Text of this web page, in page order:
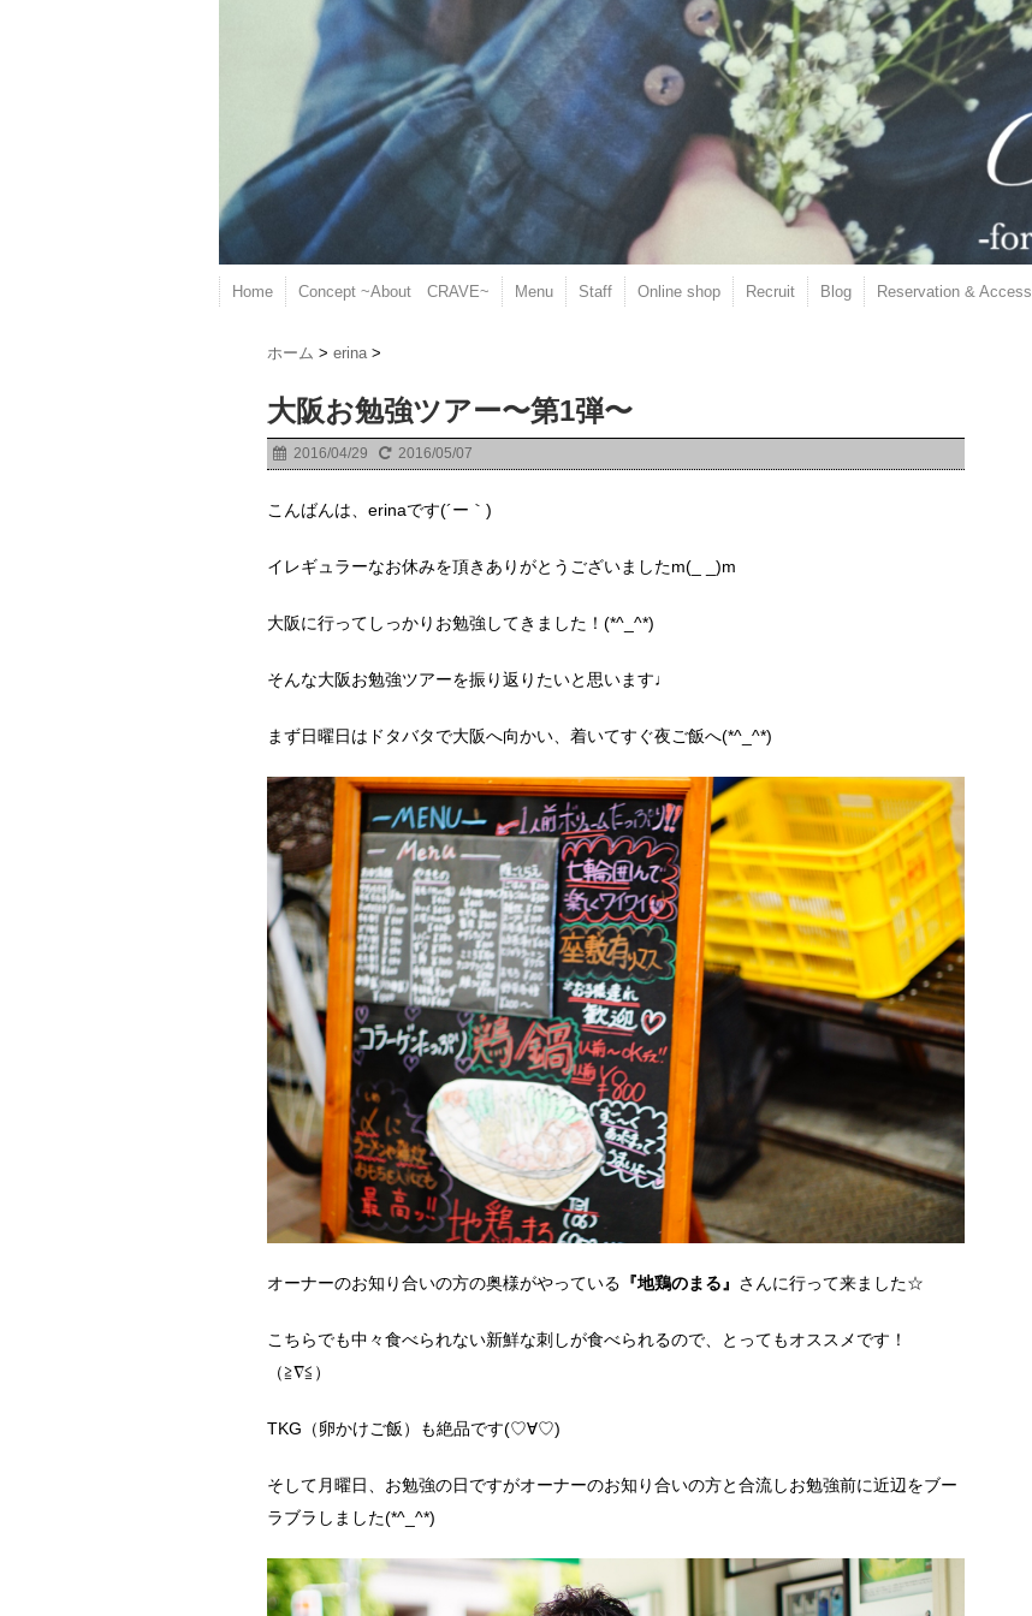
Home Concept ~About CRAVE~ Menu Staff Online shop Recruit Blog Reservation & Access
ホーム > erina >
大阪お勉強ツアー〜第1弾〜
2016/04/29 2016/05/07
こんばんは、erinaです(´ー｀)
イレギュラーなお休みを頂きありがとうございましたm(_ _)m
大阪に行ってしっかりお勉強してきました！(*^_^*)
そんな大阪お勉強ツアーを振り返りたいと思います♩
まず日曜日はドタバタで大阪へ向かい、着いてすぐ夜ご飯へ(*^_^*)
オーナーのお知り合いの方の奥様がやっている 『地鶏のまる』 さんに行って来ました☆
こちらでも中々食べられない新鮮な刺しが食べられるので、とってもオススメです！
（≧∇≦）
TKG（卵かけご飯）も絶品です(♡∀♡)
そして月曜日、お勉強の日ですがオーナーのお知り合いの方と合流しお勉強前に近辺をブー
ラブラしました(*^_^*)